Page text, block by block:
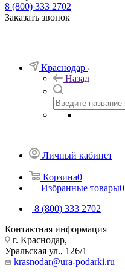
8 (800) 333 2702
Заказать звонок
Краснодар
Назад
Личный кабинет
Корзина0
Избранные товары0
8 (800) 333 2702
Контактная информация
г. Краснодар,
Уральская ул., 126/1
krasnodar@ura-podarki.ru